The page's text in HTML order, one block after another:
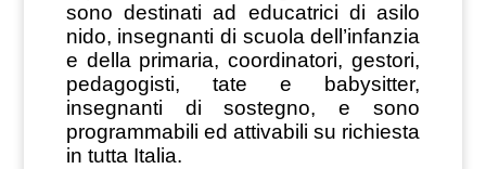
sono destinati ad educatrici di asilo
nido, insegnanti di scuola dell’infanzia
e della primaria, coordinatori, gestori,
pedagogisti, tate e babysitter,
insegnanti di sostegno, e sono
programmabili ed attivabili su richiesta
in tutta Italia.